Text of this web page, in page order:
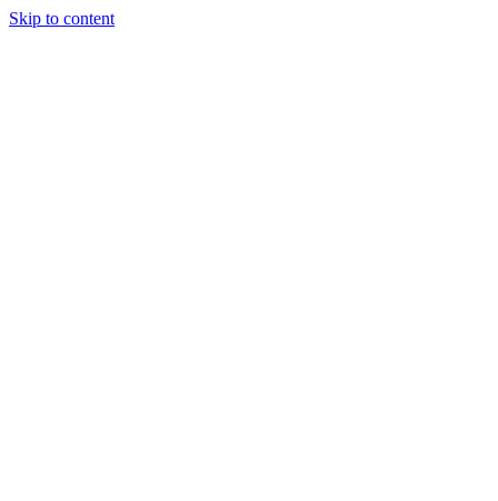
Skip to content